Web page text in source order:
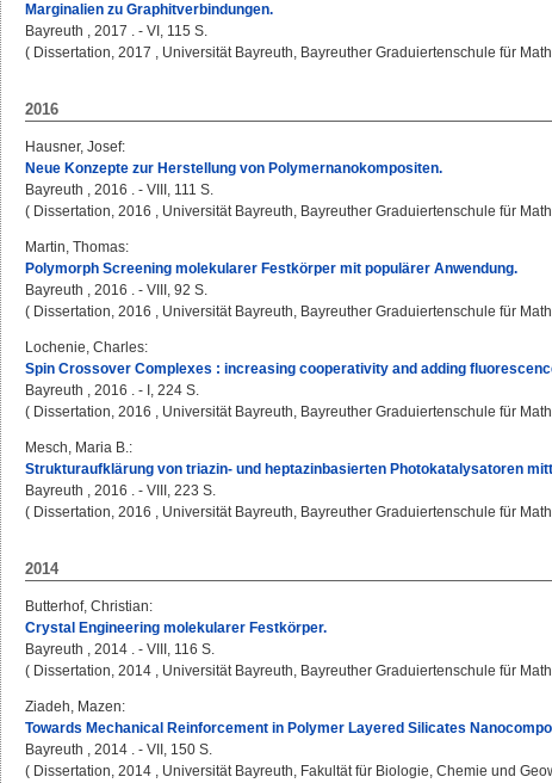
Marginalien zu Graphitverbindungen.
Bayreuth , 2017 . - VI, 115 S.
( Dissertation, 2017 , Universität Bayreuth, Bayreuther Graduiertenschule für
2016
Hausner, Josef:
Neue Konzepte zur Herstellung von Polymernanokompositen.
Bayreuth , 2016 . - VIII, 111 S.
( Dissertation, 2016 , Universität Bayreuth, Bayreuther Graduiertenschule für
Martin, Thomas:
Polymorph Screening molekularer Festkörper mit populärer Anwendung.
Bayreuth , 2016 . - VIII, 92 S.
( Dissertation, 2016 , Universität Bayreuth, Bayreuther Graduiertenschule für
Lochenie, Charles:
Spin Crossover Complexes : increasing cooperativity and adding
Bayreuth , 2016 . - I, 224 S.
( Dissertation, 2016 , Universität Bayreuth, Bayreuther Graduiertenschule für
Mesch, Maria B.:
Strukturaufklärung von triazin- und heptazinbasierten Photokatalysatoren
Bayreuth , 2016 . - VIII, 223 S.
( Dissertation, 2016 , Universität Bayreuth, Bayreuther Graduiertenschule für
2014
Butterhof, Christian:
Crystal Engineering molekularer Festkörper.
Bayreuth , 2014 . - VIII, 116 S.
( Dissertation, 2014 , Universität Bayreuth, Bayreuther Graduiertenschule für
Ziadeh, Mazen:
Towards Mechanical Reinforcement in Polymer Layered Silicates
Bayreuth , 2014 . - VII, 150 S.
( Dissertation, 2014 , Universität Bayreuth, Fakultät für Biologie, Chemie und